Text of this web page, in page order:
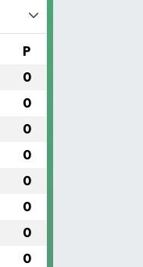
P
0
0
0
0
0
0
0
0